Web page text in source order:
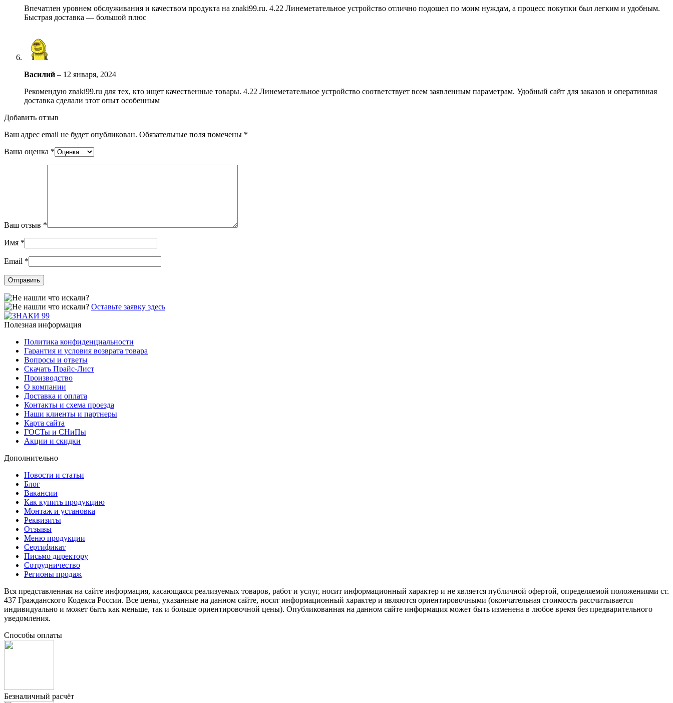
Впечатлен уровнем обслуживания и качеством продукта на znaki99.ru. 4.22 Линеметательное устройство отлично подошел по моим нуждам, а процесс покупки был легким и удобным.
Быстрая доставка — большой плюс
Василий – 12 января, 2024
Рекомендую znaki99.ru для тех, кто ищет качественные товары. 4.22 Линеметательное устройство соответствует всем заявленным параметрам. Удобный сайт для заказов и оперативная
доставка сделали этот опыт особенным
Добавить отзыв
Ваш адрес email не будет опубликован. Обязательные поля помечены *
Ваша оценка *
Ваш отзыв *
Имя *
Email *
Оставьте заявку здесь
Полезная информация
Политика конфиденциальности
Гарантия и условия возврата товара
Вопросы и ответы
Скачать Прайс-Лист
Производство
О компании
Доставка и оплата
Контакты и схема проезда
Наши клиенты и партнеры
Карта сайта
ГОСТы и СНиПы
Акции и скидки
Дополнительно
Новости и статьи
Блог
Вакансии
Как купить продукцию
Монтаж и установка
Реквизиты
Отзывы
Меню продукции
Сертификат
Письмо директору
Сотрудничество
Регионы продаж
Вся представленная на сайте информация, касающаяся реализуемых товаров, работ и услуг, носит информационный характер и не является публичной офертой, определяемой положениями ст.
437 Гражданского Кодекса России. Все цены, указанные на данном сайте, носят информационный характер и являются ориентировочными (окончательная стоимость рассчитывается
индивидуально и может быть как меньше, так и больше ориентировочной цены). Опубликованная на данном сайте информация может быть изменена в любое время без предварительного
уведомления.
Способы оплаты
Безналичный расчёт